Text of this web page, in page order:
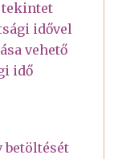
tekintet
idővel
vehető
idő
betöltését